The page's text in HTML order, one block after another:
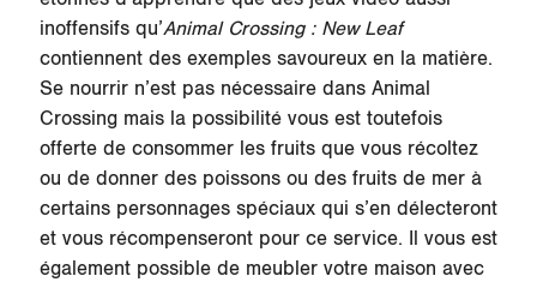
inoffensifs qu’Animal Crossing : New Leaf
contiennent des exemples savoureux en la matière.
Se nourrir n’est pas nécessaire dans Animal
Crossing mais la possibilité vous est toutefois
offerte de consommer les fruits que vous récoltez
ou de donner des poissons ou des fruits de mer à
certains personnages spéciaux qui s’en délecteront
et vous récompenseront pour ce service. Il vous est
également possible de meubler votre maison avec